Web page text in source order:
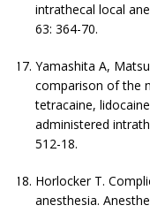
intrathecal local
63: 364-70.
Yamashita A,
comparison of the
tetracaine,
administered
512-18.
Horlocker T.
anesthesia.